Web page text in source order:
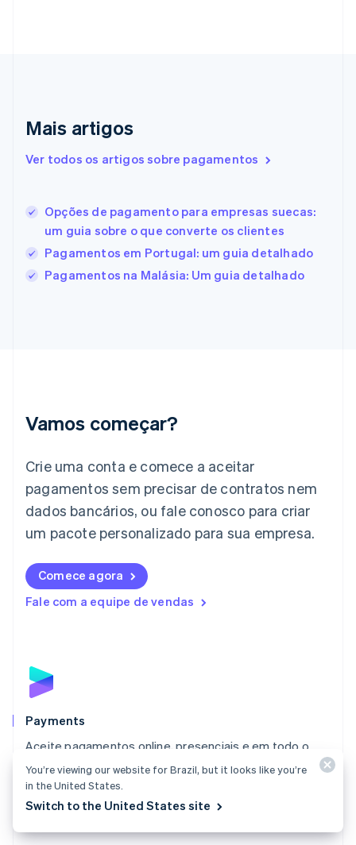
Mais artigos
Ver todos os artigos sobre pagamentos
Opções de pagamento para empresas suecas:
um guia sobre o que converte os clientes
Pagamentos em Portugal: um guia detalhado
Pagamentos na Malásia: Um guia detalhado
Vamos começar?
Crie uma conta e comece a aceitar
pagamentos sem precisar de contratos nem
dados bancários, ou fale conosco para criar
um pacote personalizado para sua empresa.
Comece agora
Fale com a equipe de vendas
Payments
Aceite pagamentos online, presenciais e em todo o
mundo com uma solução desenvolvida para todos os
tipos de empresas.
Explore o Payments
Espanha
English
Estados Unidos
Finlândia
EnglishSvenska
França
Gibraltar
English
Italiano English
日本語English
Letônia
Liechtenstein
Lituânia
English
Luxemburgo
Malta
English
EspañolEnglish
English
Nova Zelândia
English
Países Baixos
Nederlands English
Polônia
You’re viewing our website for Brazil, but it looks like you’re
in the United States.
Switch to the United States site